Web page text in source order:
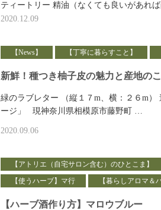
ティートリー 精油（なくても良いがあれ
2020.12.09
【News】 【丁寧に暮らすこと】
新鮮！種つき柚子皮の魅力と産地の
緑のラブレター （縦１７m、横：２６m
ージ」 現神奈川県相模原市藤野町 …
2020.09.06
【アトリエ（自宅サロン含む）のひとこま】
【使うハーブ】マ行
【暮らしアロマ＆
【ハーブ酒作り方】マロウブルー